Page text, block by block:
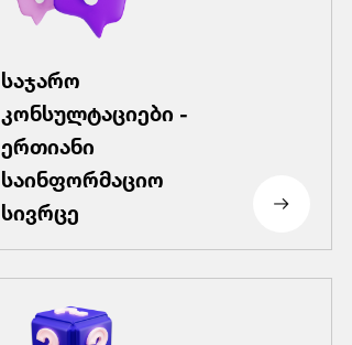
საჯარო
კონსულტაციები -
ერთიანი
საინფორმაციო
სივრცე